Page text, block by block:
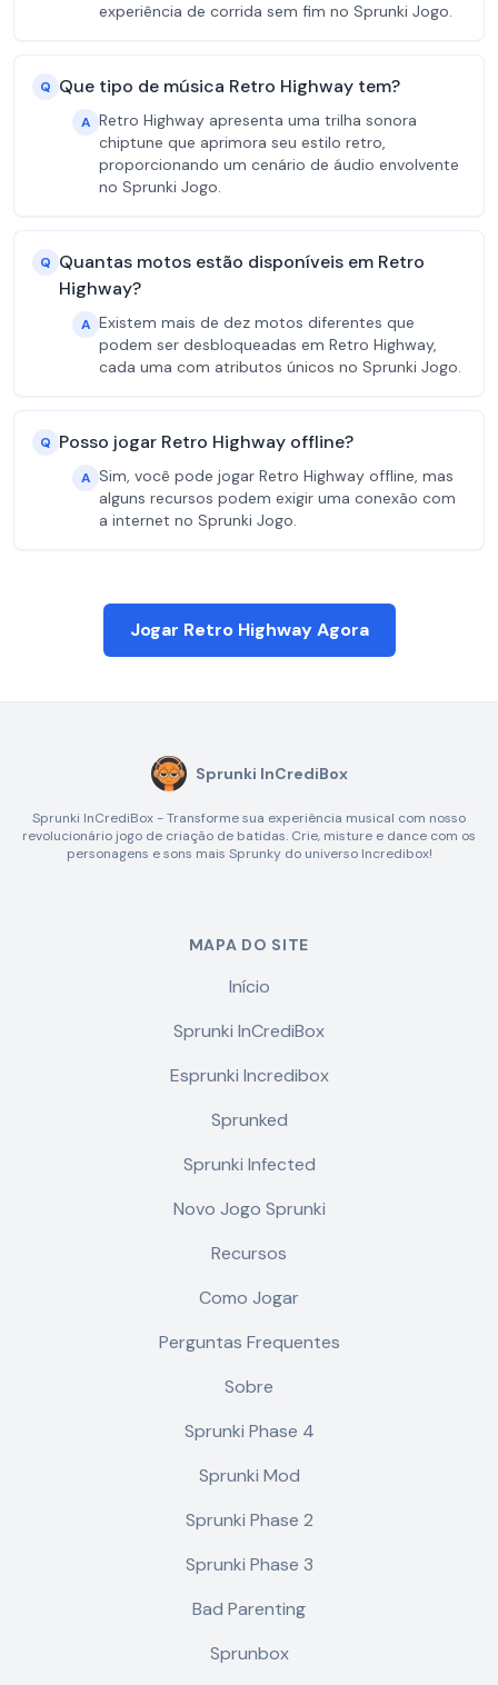
experiência de corrida sem fim no Sprunki Jogo.
Q Que tipo de música Retro Highway tem?
A Retro Highway apresenta uma trilha sonora
chiptune que aprimora seu estilo retro,
proporcionando um cenário de áudio envolvente
no Sprunki Jogo.
Q Quantas motos estão disponíveis em Retro
Highway?
A Existem mais de dez motos diferentes que
podem ser desbloqueadas em Retro Highway,
cada uma com atributos únicos no Sprunki Jogo.
Q Posso jogar Retro Highway offline?
A Sim, você pode jogar Retro Highway offline, mas
alguns recursos podem exigir uma conexão com
a internet no Sprunki Jogo.
Jogar Retro Highway Agora
Sprunki InCrediBox
Sprunki InCrediBox - Transforme sua experiência musical com nosso
revolucionário jogo de criação de batidas. Crie, misture e dance com os
personagens e sons mais Sprunky do universo Incredibox!
MAPA DO SITE
Início
Sprunki InCrediBox
Esprunki Incredibox
Sprunked
Sprunki Infected
Novo Jogo Sprunki
Recursos
Como Jogar
Perguntas Frequentes
Sobre
Sprunki Phase 4
Sprunki Mod
Sprunki Phase 2
Sprunki Phase 3
Bad Parenting
Sprunbox